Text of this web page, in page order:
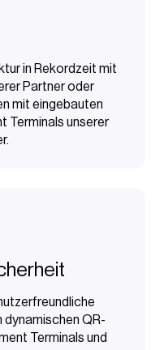
in Rekordzeit mit
Partner oder
mit eingebauten
Terminals unserer
dynamischen QR-
Terminals und